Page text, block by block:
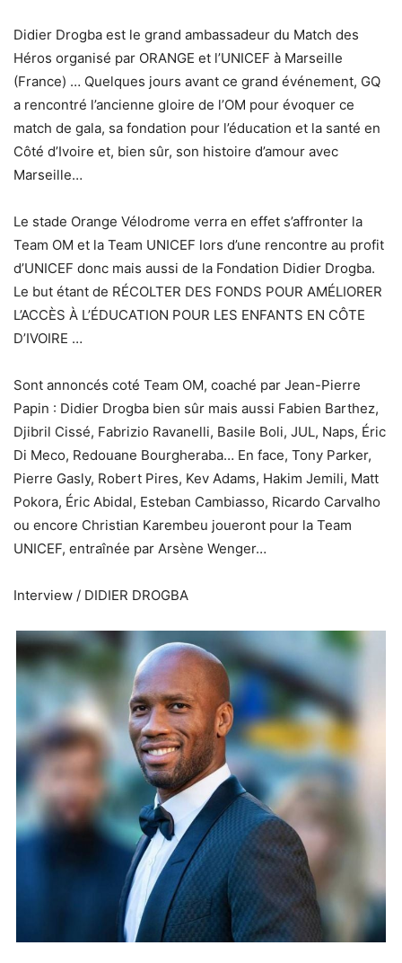
Didier Drogba est le grand ambassadeur du Match des
Héros organisé par ORANGE et l’UNICEF à Marseille
(France) … Quelques jours avant ce grand événement, GQ
a rencontré l’ancienne gloire de l’OM pour évoquer ce
match de gala, sa fondation pour l’éducation et la santé en
Côté d’Ivoire et, bien sûr, son histoire d’amour avec
Marseille…
Le stade Orange Vélodrome verra en effet s’affronter la
Team OM et la Team UNICEF lors d’une rencontre au profit
d’UNICEF donc mais aussi de la Fondation Didier Drogba.
Le but étant de RÉCOLTER DES FONDS POUR AMÉLIORER
L’ACCÈS À L’ÉDUCATION POUR LES ENFANTS EN CÔTE
D’IVOIRE …
Sont annoncés coté Team OM, coaché par Jean-Pierre
Papin : Didier Drogba bien sûr mais aussi Fabien Barthez,
Djibril Cissé, Fabrizio Ravanelli, Basile Boli, JUL, Naps, Éric
Di Meco, Redouane Bourgheraba… En face, Tony Parker,
Pierre Gasly, Robert Pires, Kev Adams, Hakim Jemili, Matt
Pokora, Éric Abidal, Esteban Cambiasso, Ricardo Carvalho
ou encore Christian Karembeu joueront pour la Team
UNICEF, entraînée par Arsène Wenger…
Interview / DIDIER DROGBA